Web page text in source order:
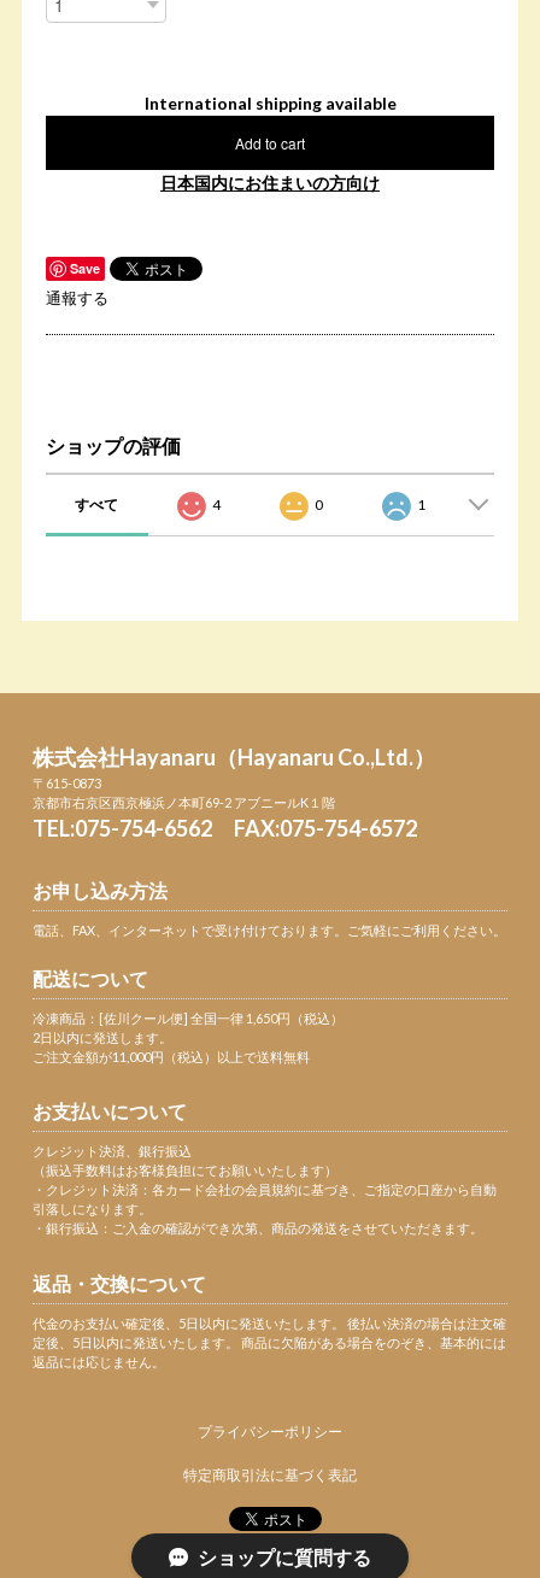
International shipping available
Add to cart
日本国内にお住まいの方向け
Save
通報する
ショップの評価
すべて 4 0 1
株式会社Hayanaru（Hayanaru Co.,Ltd.）
〒615-0873
京都市右京区西京極浜ノ本町69-2 アブニールK１階
TEL:075-754-6562 FAX:075-754-6572
お申し込み方法
電話、FAX、インターネットで受け付けております。ご気軽にご利用ください。
配送について
冷凍商品：[佐川クール便] 全国一律 1,650円（税込）
2日以内に発送します。
ご注文金額が11,000円（税込）以上で送料無料
お支払いについて
クレジット決済、銀行振込
（振込手数料はお客様負担にてお願いいたします）
・クレジット決済：各カード会社の会員規約に基づき、ご指定の口座から自動
引落しになります。
・銀行振込：ご入金の確認ができ次第、商品の発送をさせていただきます。
返品・交換について
代金のお支払い確定後、5日以内に発送いたします。 後払い決済の場合は注文確
定後、5日以内に発送いたします。 商品に欠陥がある場合をのぞき、基本的には
返品には応じません。
プライバシーポリシー
特定商取引法に基づく表記
ショップに質問する